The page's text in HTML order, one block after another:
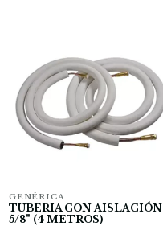
GENÉRICA
TUBERIA CON AISLACIÓN
5/8" (4 METROS)